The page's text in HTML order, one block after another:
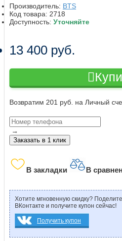
Производитель: BTS
Код товара: 2718
Доступность: Уточняйте
13 400 руб.
Возвратим 201 руб. на Личный
→
Заказать в 1 клик
В закладки В
Хотите мгновенную скидку?
ВКонтакте и получите купон сейчас!
Получить купон